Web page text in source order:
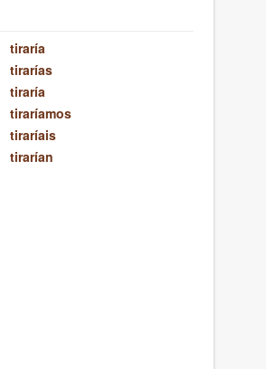
tiraría
tirarías
tiraría
tiraríamos
tiraríais
tirarían